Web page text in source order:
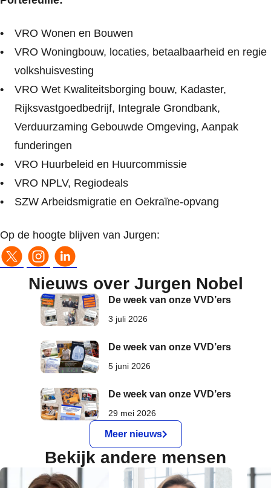
VRO Wonen en Bouwen
VRO Woningbouw, locaties, betaalbaarheid en regie
volkshuisvesting
VRO Wet Kwaliteitsborging bouw, Kadaster,
Rijksvastgoedbedrijf, Integrale Grondbank,
Verduurzaming Gebouwde Omgeving, Aanpak
funderingen
VRO Huurbeleid en Huurcommissie
VRO NPLV, Regiodeals
SZW Arbeidsmigratie en Oekraïne-opvang
Op de hoogte blijven van Jurgen:
Nieuws over Jurgen Nobel
De week van onze VVD’ers
3 juli 2026
De week van onze VVD’ers
5 juni 2026
De week van onze VVD’ers
29 mei 2026
Meer nieuws
Bekijk andere mensen